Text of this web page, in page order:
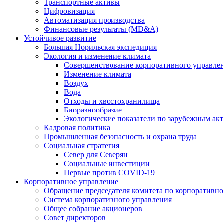
Транспортные активы
Цифровизация
Автоматизация производства
Финансовые результаты (MD&A)
Устойчивое развитие
Большая Норильская экспедиция
Экология и изменение климата
Совершенствование корпоративного
Изменение климата
Воздух
Вода
Отходы и хвостохранилища
Биоразнообразие
Экологические показатели по зарубежным
Кадровая политика
Промышленная безопасность и охрана труда
Социальная стратегия
Север для Северян
Социальные инвестиции
Первые против COVID‑19
Корпоративное управление
Обращение председателя комитета по
Система корпоративного управления
Общее собрание акционеров
Совет директоров